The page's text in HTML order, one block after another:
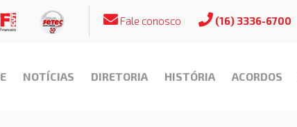
Fale conosco (16) 3336-6700
NOTÍCIAS DIRETORIA HISTÓRIA ACORDOS